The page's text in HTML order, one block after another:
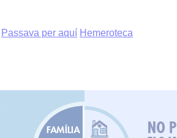
Passava per aquí Hemeroteca